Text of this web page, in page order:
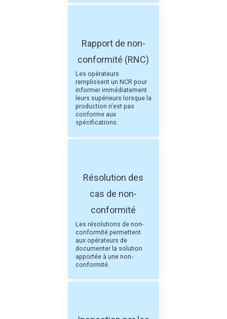
Rapport de non-
conformité (RNC)
Les opérateurs
remplissent un NCR pour
informer immédiatement
leurs supérieurs lorsque la
production n'est pas
conforme aux
spécifications.
Résolution des
cas de non-
conformité
Les résolutions de non-
conformité permettent
aux opérateurs de
documenter la solution
apportée à une non-
conformité.